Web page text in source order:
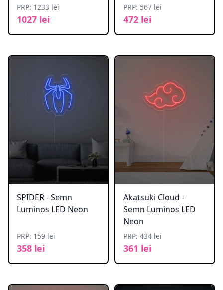
PRP: 1233 lei
1027 lei
PRP: 567 lei
472 lei
SPIDER - Semn
Luminos LED Neon
PRP: 159 lei
358 lei
Akatsuki Cloud -
Semn Luminos LED
Neon
PRP: 434 lei
361 lei